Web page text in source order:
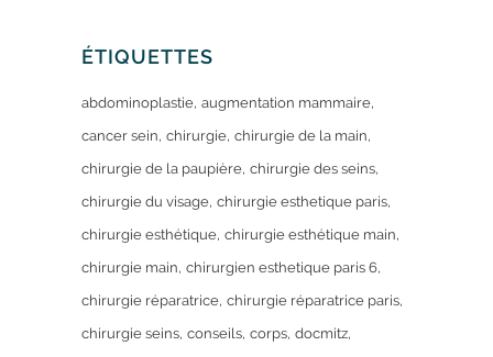
ÉTIQUETTES
abdominoplastie augmentation mammaire
cancer sein chirurgie chirurgie de la main
chirurgie de la paupière chirurgie des seins
chirurgie du visage chirurgie esthetique paris
chirurgie esthétique chirurgie esthétique main
chirurgie main chirurgien esthetique paris 6
chirurgie réparatrice chirurgie réparatrice paris
chirurgie seins conseils corps docmitz